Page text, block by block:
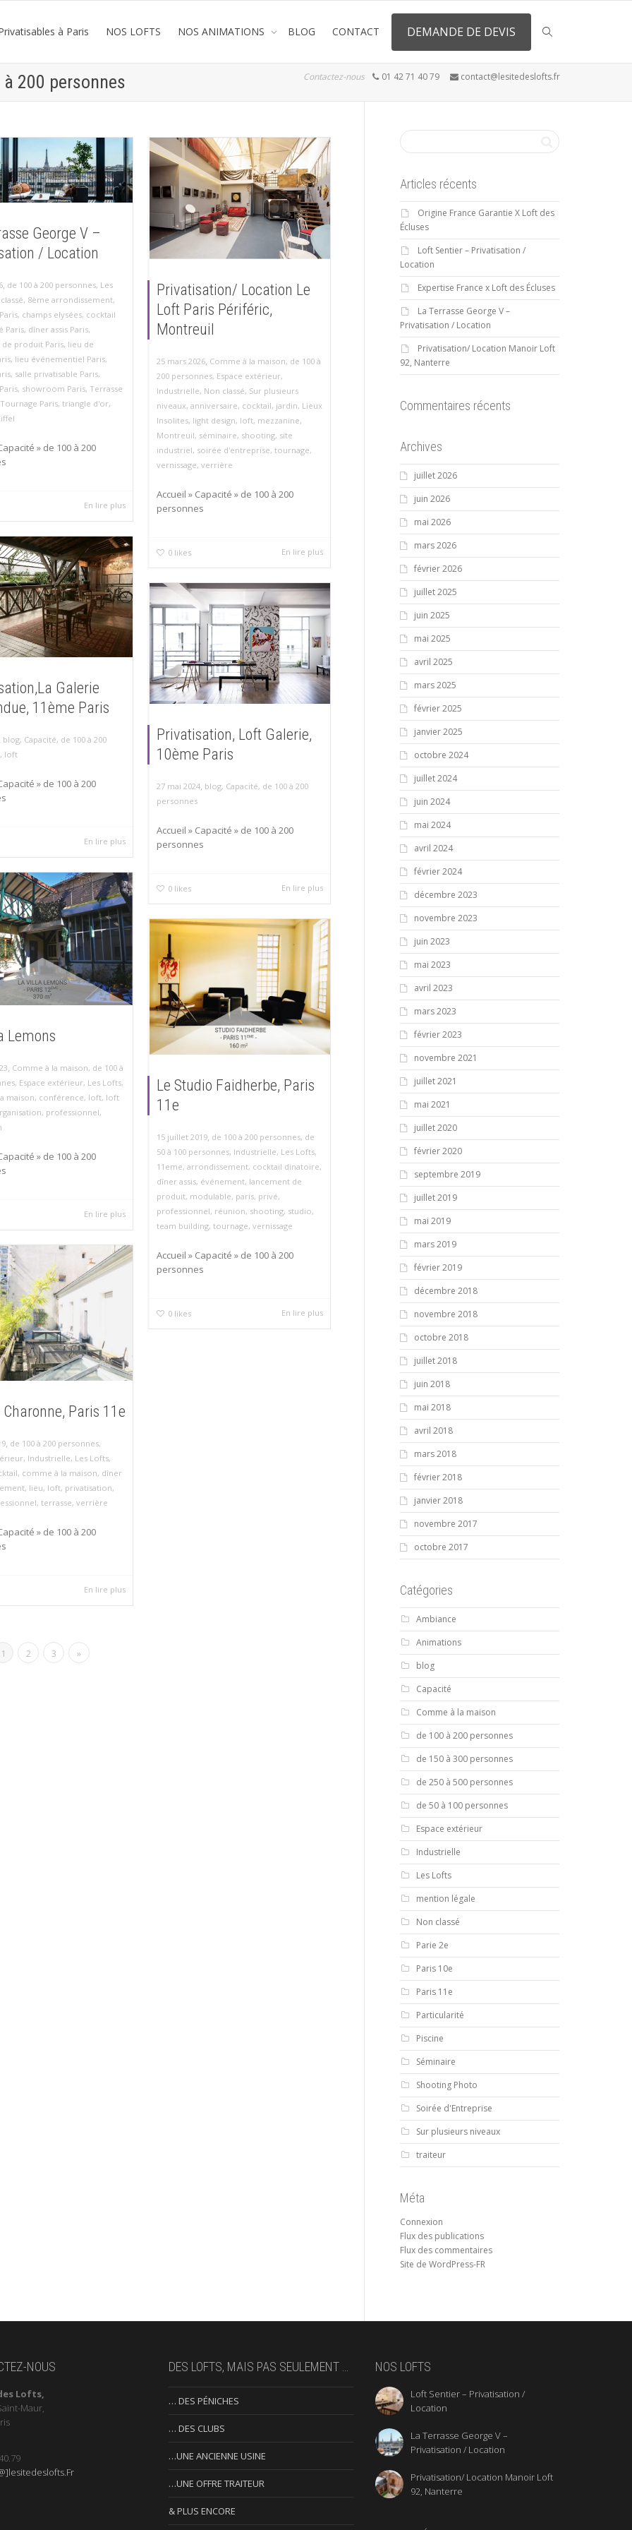
à Paris NOS LOFTS NOS ANIMATIONS BLOG CONTACT DEMANDE DE DEVIS
200 personnes Contactez-nous 01 42 71 40 79 contact@lesitedeslofts.fr
George V –
/ Location
, de 100 à 200 personnes, Les
, 8ème arrondissement,
, champs elysées, cocktail
Paris, dîner assis Paris,
produit Paris, lieu de
, lieu événementiel Paris,
, salle privatisable Paris,
, showroom Paris, Terrasse
Tournage Paris, triangle d'or,
» de 100 à 200
En lire plus
Privatisation/ Location Le
Loft Paris Périféric,
Montreuil
25 mars 2026, Comme à la maison, de 100 à
200 personnes, Espace extérieur,
Industrielle, Non classé, Sur plusieurs
niveaux, anniversaire, cocktail, jardin, Lieux
Insolites, light design, loft, mezzanine,
Montreuil, séminaire, shooting, site
industriel, soirée d'entreprise, tournage,
vernissage, verrière
Accueil » Capacité » de 100 à 200
personnes
0 likes En lire plus
Galerie
11ème Paris
blog, Capacité, de 100 à 200
, loft
» de 100 à 200
En lire plus
Privatisation, Loft Galerie,
10ème Paris
27 mai 2024, blog, Capacité, de 100 à 200
personnes
Accueil » Capacité » de 100 à 200
personnes
0 likes En lire plus
Lemons
, Comme à la maison, de 100 à
, Espace extérieur, Les Lofts,
maison, conférence, loft, loft
, professionnel,
» de 100 à 200
En lire plus
Le Studio Faidherbe, Paris
11e
15 juillet 2019, de 100 à 200 personnes, de
50 à 100 personnes, Industrielle, Les Lofts,
11eme, arrondissement, cocktail dinatoire,
dîner assis, événement, lancement de
produit, modulable, paris, privé,
professionnel, réunion, shooting, studio,
team building, tournage, vernissage
Accueil » Capacité » de 100 à 200
personnes
0 likes En lire plus
Charonne, Paris 11e
, de 100 à 200 personnes,
, Industrielle, Les Lofts,
, comme à la maison, dîner
, lieu, loft, privatisation,
, terrasse, verrière
» de 100 à 200
En lire plus
1 2 3 »
Articles récents
Origine France Garantie X Loft des
Écluses
Loft Sentier – Privatisation /
Location
Expertise France x Loft des Écluses
La Terrasse George V –
Privatisation / Location
Privatisation/ Location Manoir Loft
92, Nanterre
Commentaires récents
Archives
juillet 2026
juin 2026
mai 2026
mars 2026
février 2026
juillet 2025
juin 2025
mai 2025
avril 2025
mars 2025
février 2025
janvier 2025
octobre 2024
juillet 2024
juin 2024
mai 2024
avril 2024
février 2024
décembre 2023
novembre 2023
juin 2023
mai 2023
avril 2023
mars 2023
février 2023
novembre 2021
juillet 2021
mai 2021
juillet 2020
février 2020
septembre 2019
juillet 2019
mai 2019
mars 2019
février 2019
décembre 2018
novembre 2018
octobre 2018
juillet 2018
juin 2018
mai 2018
avril 2018
mars 2018
février 2018
janvier 2018
novembre 2017
octobre 2017
Catégories
Ambiance
Animations
blog
Capacité
Comme à la maison
de 100 à 200 personnes
de 150 à 300 personnes
de 250 à 500 personnes
de 50 à 100 personnes
Espace extérieur
Industrielle
Les Lofts
mention légale
Non classé
Parie 2e
Paris 10e
Paris 11e
Particularité
Piscine
Séminaire
Shooting Photo
Soirée d'Entreprise
Sur plusieurs niveaux
traiteur
Méta
Connexion
Flux des publications
Flux des commentaires
Site de WordPress-FR
NOUS
Lofts,
Maur,
DES LOFTS, MAIS PAS SEULEMENT …
… DES PÉNICHES
… DES CLUBS
…UNE ANCIENNE USINE
…UNE OFFRE TRAITEUR
& PLUS ENCORE
NOS LOFTS
Loft Sentier – Privatisation /
Location
La Terrasse George V –
Privatisation / Location
Privatisation/ Location Manoir Loft
92, Nanterre